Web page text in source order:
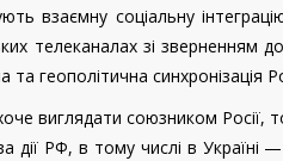
взаємну соціальну
телеканалах зі зверненням
та геополітична синхронізація
виглядати союзником Росії,
за дії РФ, в тому числі в